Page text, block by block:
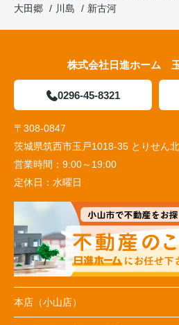
大田郷
川島 新古河
株式会社日進ホーム
0296-45-8321
〒308-0847
茨城県筑西市玉戸1018-35 とりせん
営業時間： 9:00～19:00
定休日： 水曜日
本店（小山店）